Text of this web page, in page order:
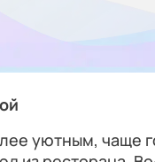
уютным, чаще